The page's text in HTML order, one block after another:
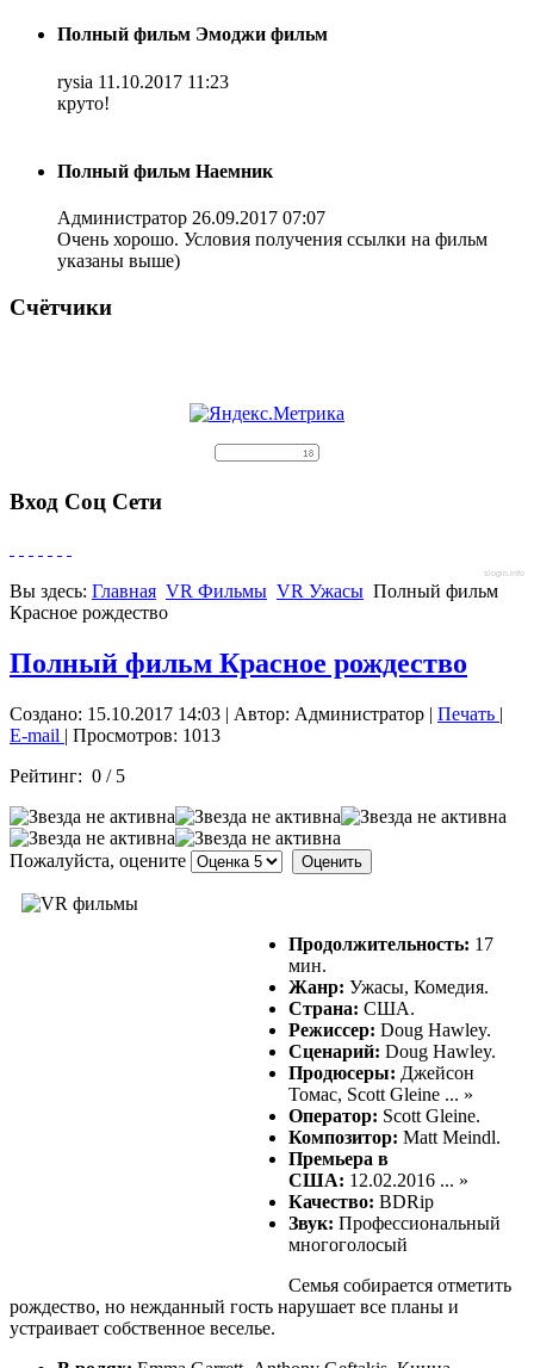
Полный фильм Эмоджи фильм
rysia 11.10.2017 11:23
круто!
Полный фильм Наемник
Администратор 26.09.2017 07:07
Очень хорошо. Условия получения ссылки на фильм
указаны выше)
Счётчики
Вход Соц Сети
slogin.info
Вы здесь: Главная VR Фильмы VR Ужасы Полный фильм
Красное рождество
Полный фильм Красное рождество
Создано: 15.10.2017 14:03 | Автор: Администратор | Печать |
E-mail | Просмотров: 1013
Рейтинг: 0 / 5
Пожалуйста, оцените
Продолжительность: 17
мин.
Жанр: Ужасы, Комедия.
Страна: США.
Режиссер: Doug Hawley.
Сценарий: Doug Hawley.
Продюсеры: Джейсон
Томас, Scott Gleine ... »
Оператор: Scott Gleine.
Композитор: Matt Meindl.
Премьера в
США: 12.02.2016 ... »
Качество: BDRip
Звук: Профессиональный
многоголосый
Семья собирается отметить
рождество, но нежданный гость нарушает все планы и
устраивает собственное веселье.